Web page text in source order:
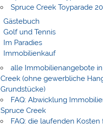
Spruce Creek Toyparade
Gästebuch
Golf und Tennis
Im Paradies
Immobilienkauf
alle Immobilienangebote
Creek (ohne gewerbliche
Grundstücke)
FAQ: Abwicklung
Spruce Creek
FAQ: die laufenden Kosten